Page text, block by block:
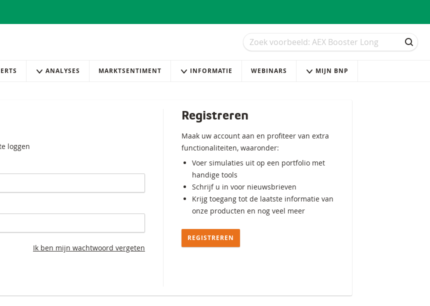
Zoek
Zoek
ZOEK
ANALYSES MARKTSENTIMENT INFORMATIE WEBINARS MIJN BNP
loggen
Ik ben mijn wachtwoord vergeten
Registreren
Maak uw account aan en profiteer van extra
functionaliteiten, waaronder:
Voer simulaties uit op een portfolio met
handige tools
Schrijf u in voor nieuwsbrieven
Krijg toegang tot de laatste informatie van
onze producten en nog veel meer
REGISTREREN